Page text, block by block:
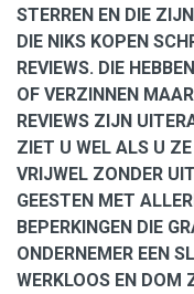
STERREN EN DIE
DIE NIKS KOPEN
REVIEWS. DIE
OF VERZINNEN
REVIEWS ZIJN
ZIET U WEL ALS U
VRIJWEL ZONDER
GEESTEN MET
BEPERKINGEN DIE
ONDERNEMER EEN
WERKLOOS EN DOM